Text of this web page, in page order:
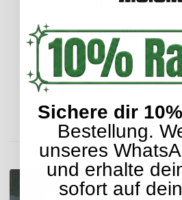
H.O.C.K. Stoff Meterware Outdoor
ab 26,49 €*
Lieferzeit: ca. 2-4 Werktage
ENTDECKEN SIE
Sichere dir 10%
Bestellung.
unseres
und erhalte
sofort auf